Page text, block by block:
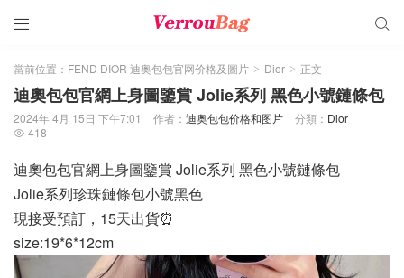
 
當前位置： FEND DIOR 迪奥包包官网价格及圖片 > Dior > 正文
迪奧包包官網上身圖鑒賞 Jolie系列 黑色小號鏈條包
2024年 4月 15日 下午7:01 作者： 迪奥包包价格和图片 分類： Dior
 418
迪奧包包官網上身圖鑒賞 Jolie系列 黑色小號鏈條包
Jolie系列珍珠鏈條包小號黑色
現接受預訂，15天出貨⏰
size:19*6*12cm